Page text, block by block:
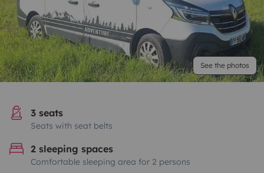
See the photos
3 seats
Seats with seat belts
2 sleeping spaces
Comfortable sleeping area for 2 persons